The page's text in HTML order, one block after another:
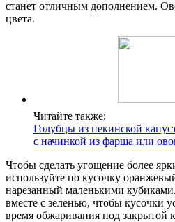
станет отличным дополнением.
цвета.
Читайте также:
Голубцы из пекинской
с начинкой из фарша или
Чтобы сделать угощение более
используйте по кусочку
нарезанный маленькими
вместе с зеленью, чтобы кусочки
время обжаривания под закрытой